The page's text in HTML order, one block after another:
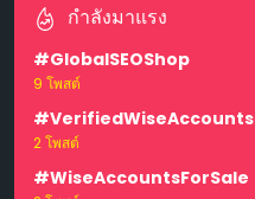
กำลังมาแรง
#GlobalSEOShop
9 โพสต์
#VerifiedWiseAccounts
2 โพสต์
#WiseAccountsForSale